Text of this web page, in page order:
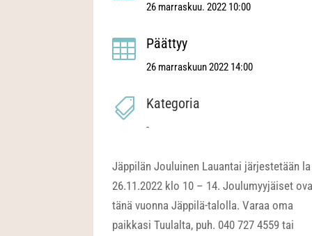
26 marraskuu. 2022 10:00
 Päättyy
26 marraskuun 2022 14:00
 Kategoria
-
Jäppilän Jouluinen Lauantai järjestetään la
26.11.2022 klo 10 – 14. Joulumyyjäiset
tänä vuonna Jäppilä-talolla. Varaa oma
paikkasi Tuulalta, puh. 040 727 4559 tai